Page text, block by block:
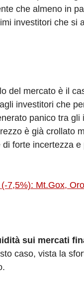
che almeno in
investitori che si
del mercato è il
agli investitori che
panico tra
è già crollato
forte incertezza e
7,5%): Mt.Gox,
sui mercati
caso, vista la